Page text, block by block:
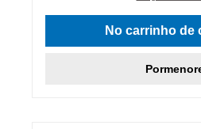
No carrinho de